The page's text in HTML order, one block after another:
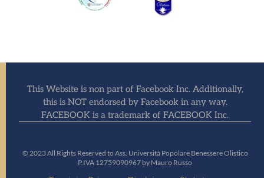
This Website is non part of Facebook Inc. Additionally,
this is NOT endorsed by Facebook in any way.
FACEBOOK is a trademark of FACEBOOK Inc.
© 2023 All Rights Reserved to Ass. Università Popolare Benessere Olistico
P.IVA 12759090967 by Mauro Russo